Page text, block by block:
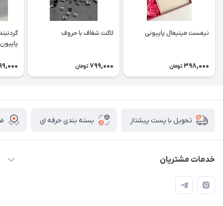
نیمست مینیمال پاپیونی
398,000 تومان
لاکت شفاف با حروف
799,000 تومان
پاپیون
تحویل با پست پیشتاز بسته بندی حرفه ای
خدمات مشتریان
قوانین
تماس با ما